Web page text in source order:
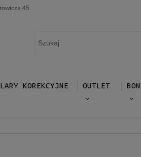
45
KOREKCYJNE OUTLET